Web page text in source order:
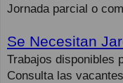
Jornada parcial o
Se Necesitan
Trabajos disponibles
Consulta las